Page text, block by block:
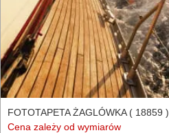
FOTOTAPETA ŻAGLÓWKA ( 18859 )
Cena zależy od wymiarów